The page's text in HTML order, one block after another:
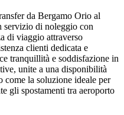
da Bergamo Orio al
servizio di noleggio con
di viaggio attraverso
clienti dedicata e
tranquillità e soddisfazione in
unite a una disponibilità
come la soluzione ideale per
gli spostamenti tra aeroporto